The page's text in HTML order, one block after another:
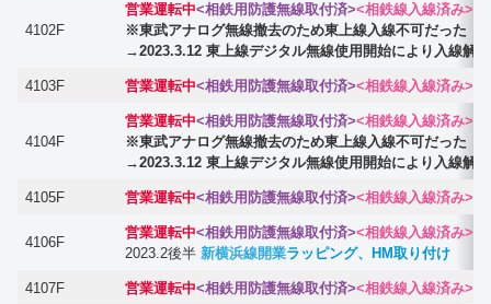
4102F
営業運転中<相鉄用防護無線取付済><相鉄線入線済み>
※東武アナログ無線撤去のため東上線入線不可だった
→2023.3.12 東上線デジタル無線使用開始により入線解禁
4103F 営業運転中<相鉄用防護無線取付済><相鉄線入線済み>
4104F
営業運転中<相鉄用防護無線取付済><相鉄線入線済み>
※東武アナログ無線撤去のため東上線入線不可だった
→2023.3.12 東上線デジタル無線使用開始により入線解禁
4105F 営業運転中<相鉄用防護無線取付済><相鉄線入線済み>
4106F
営業運転中<相鉄用防護無線取付済><相鉄線入線済み>
2023.2後半新横浜線開業ラッピング、HM取り付け
4107F 営業運転中<相鉄用防護無線取付済><相鉄線入線済み>